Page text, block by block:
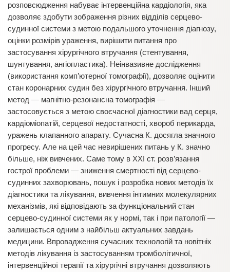
розповсюдження набуває інтервенційна кардіологія, яка
дозволяє здобути зображення різних відділів серцево-
судинної системи з метою подальшого уточнення діагнозу,
оцінки розмірів ураження, вирішити питання про
застосування хірургічного втручання (стентування,
шунтування, ангіопластика). Неінвазивне дослідження
(використання комп’ютерної томографії), дозволяє оцінити
стан коронарних судин без хірургічного втручання. Інший
метод — магнітно-резонансна томографія —
застосовується з метою своєчасної діагностики вад серця,
кардіоміопатій, серцевої недостатності, хвороб перикарда,
уражень клапанного апарату. Сучасна К. досягла значного
прогресу. Але на цей час невирішених питань у К. значно
більше, ніж вивчених. Саме тому в ХХІ ст. розв’язання
гострої проблеми — зниження смертності від серцево-
судинних захворювань, пошук і розробка нових методів їх
діагностики та лікування, вивчення інтимних молекулярних
механізмів, які відповідають за функціональний стан
серцево-судинної системи як у нормі, так і при патології —
залишається одним з найбільш актуальних завдань
медицини. Впровадження сучасних технологій та новітніх
методів лікування із застосуванням тромболітичної,
інтервенційної терапії та хірургічні втручання дозволяють